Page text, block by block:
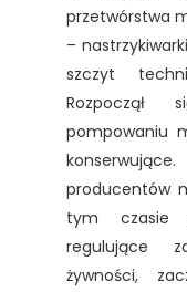
przetwórstwa
– nastrzykiwarki
szczyt
pompowaniu
producentów
tym czasie
regulujące
żywności,